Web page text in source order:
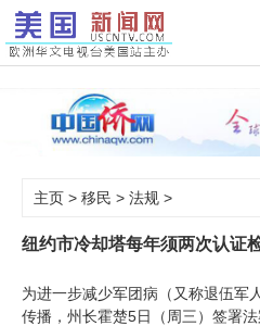
主页 > 移民 > 法规 >
纽约市冷却塔每年须两次认证
为进一步减少军团病（又称退伍军
传播，州长霍楚5日（周三）签署